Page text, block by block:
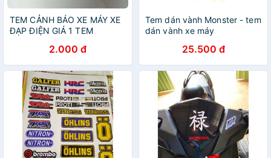
TEM CẢNH BÁO XE MÁY XE
ĐẠP ĐIỆN GIÁ 1 TEM
2.000 đ
Tem dán vành Monster - tem
dán vành xe máy
25.500 đ